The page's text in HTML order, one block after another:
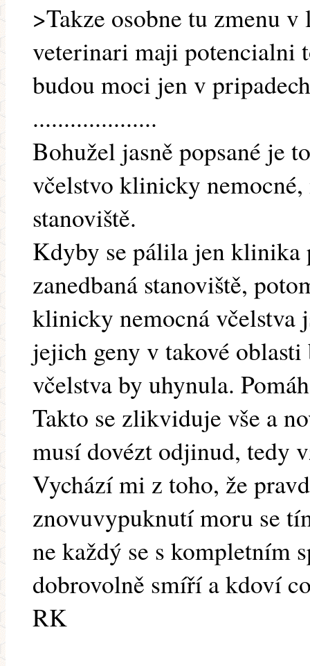
>Takze osobne tu zmenu
veterinari maji potencialni
budou moci jen v
....................
Bohužel jasně popsané je
včelstvo klinicky
stanoviště.
Kdyby se pálila jen klinika
zanedbaná stanoviště,
klinicky nemocná včelstva
jejich geny v takové
včelstva by uhynula.
Takto se zlikviduje vše a
musí dovézt odjinud, tedy
Vychází mi z toho, že
znovuvypuknutí moru se
ne každý se s kompletním
dobrovolně smíří a kdoví
RK